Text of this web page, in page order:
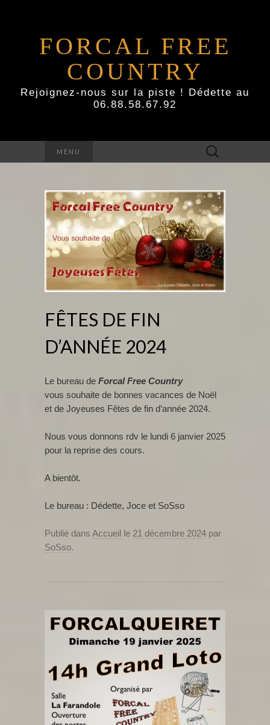
FORCAL FREE
COUNTRY
Rejoignez-nous sur la piste ! Dédette au
06.88.58.67.92
MENU Rechercher :
FÊTES DE FIN
D’ANNÉE 2024
Le bureau de ForcalFree Country
vous souhaite de bonnes vacances de Noël
et de Joyeuses Fêtes de fin d’année 2024.
Nous vous donnons rdv le lundi 6 janvier 2025
pour la reprise des cours.
A bientôt.
Le bureau : Dédette, Joce et SoSso
Publié dans Accueil le 21 décembre 2024 par
SoSso.